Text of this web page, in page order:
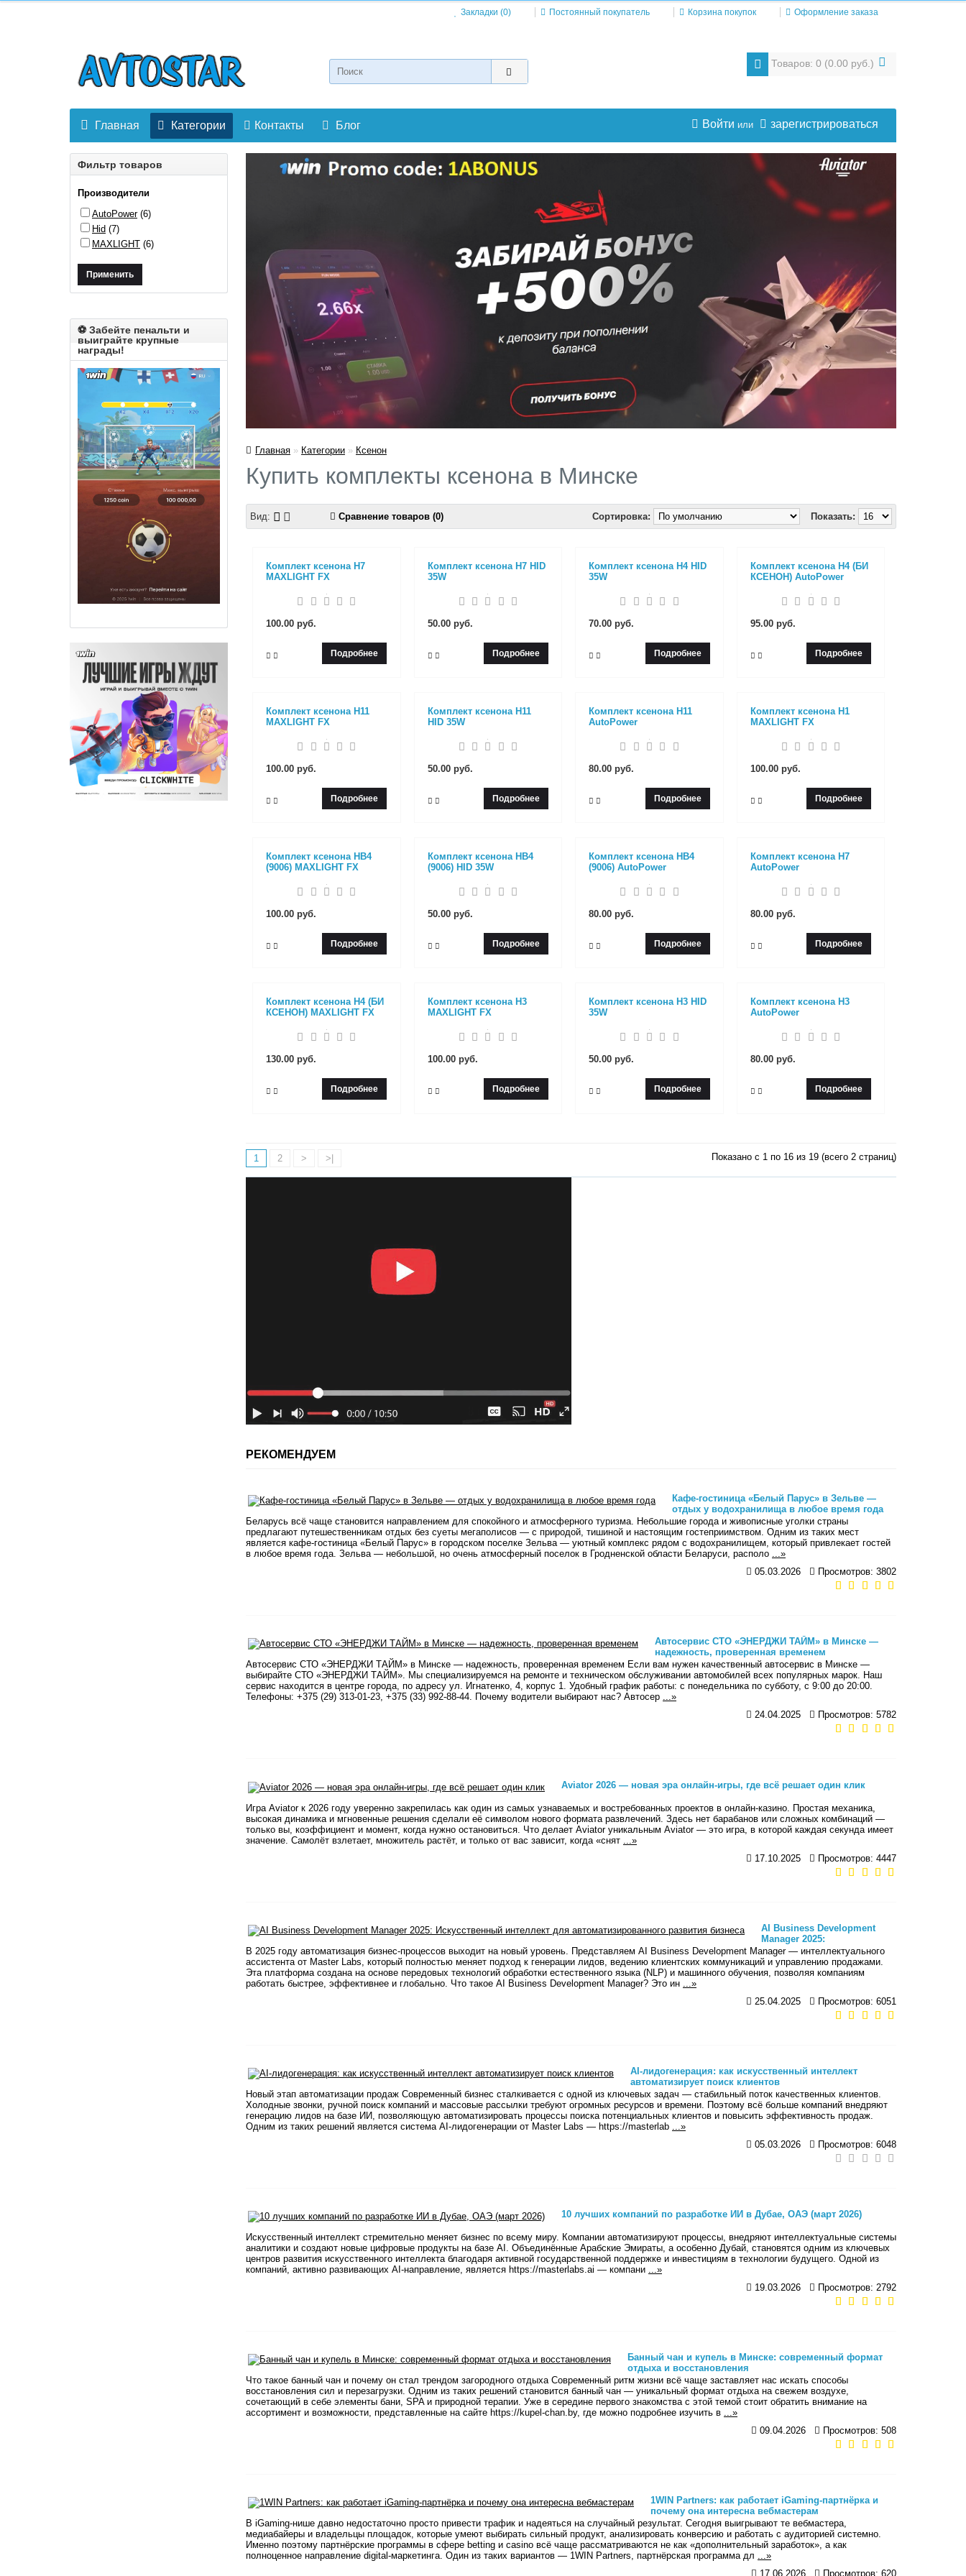
Товаров: 0 (0.00 руб.)
Войти или зарегистрироваться
Закладки (0) Постоянный покупатель Корзина покупок Оформление заказа
Главная Категории Контакты Блог
Фильтр товаров
Производители
AutoPower(6)
Hid (7)
MAXLIGHT (6)
Применить
⚽️ Забейте пенальти и
выиграйте крупные
награды!
Главная » Категории » Ксенон
Купить комплекты ксенона в Минске
Вид: Сравнение товаров (0) Показать:
Сортировка:
Комплект ксенона H7
MAXLIGHT FX
100.00 руб.
Подробнее
Комплект ксенона H7 HID
35W
50.00 руб.
Подробнее
Комплект ксенона H4 HID
35W
70.00 руб.
Подробнее
Комплект ксенона H4 (БИ
КСЕНОН) AutoPower
95.00 руб.
Подробнее
Комплект ксенона H11
MAXLIGHT FX
100.00 руб.
Подробнее
Комплект ксенона H11
HID 35W
50.00 руб.
Подробнее
Комплект ксенона H11
AutoPower
80.00 руб.
Подробнее
Комплект ксенона H1
MAXLIGHT FX
100.00 руб.
Подробнее
Комплект ксенона HB4
(9006) MAXLIGHT FX
100.00 руб.
Подробнее
Комплект ксенона HB4
(9006) HID 35W
50.00 руб.
Подробнее
Комплект ксенона HB4
(9006) AutoPower
80.00 руб.
Подробнее
Комплект ксенона H7
AutoPower
80.00 руб.
Подробнее
Комплект ксенона H4 (БИ
КСЕНОН) MAXLIGHT FX
130.00 руб.
Подробнее
Комплект ксенона H3
MAXLIGHT FX
100.00 руб.
Подробнее
Комплект ксенона H3 HID
35W
50.00 руб.
Подробнее
Комплект ксенона H3
AutoPower
80.00 руб.
Подробнее
1 2 > >| Показано с 1 по 16 из 19 (всего 2 страниц)
РЕКОМЕНДУЕМ
Кафе-гостиница «Белый Парус» в Зельве —
отдых у водохранилища в любое время года
Беларусь всё чаще становится направлением для спокойного и атмосферного туризма. Небольшие города и живописные уголки страны
предлагают путешественникам отдых без суеты мегаполисов — с природой, тишиной и настоящим гостеприимством. Одним из таких мест
является кафе-гостиница «Белый Парус» в городском поселке Зельва — уютный комплекс рядом с водохранилищем, который привлекает гостей
в любое время года. Зельва — небольшой, но очень атмосферный поселок в Гродненской области Беларуси, располо ...»
05.03.2026
Просмотров: 3802
Автосервис СТО «ЭНЕРДЖИ ТАЙМ» в Минске —
надежность, проверенная временем
Автосервис СТО «ЭНЕРДЖИ ТАЙМ» в Минске — надежность, проверенная временем Если вам нужен качественный автосервис в Минске —
выбирайте СТО «ЭНЕРДЖИ ТАЙМ». Мы специализируемся на ремонте и техническом обслуживании автомобилей всех популярных марок. Наш
сервис находится в центре города, по адресу ул. Игнатенко, 4, корпус 1. Удобный график работы: с понедельника по субботу, с 9:00 до 20:00.
Телефоны: +375 (29) 313-01-23, +375 (33) 992-88-44. Почему водители выбирают нас? Автосер ...»
24.04.2025
Просмотров: 5782
Aviator 2026 — новая эра онлайн-игры, где всё решает один клик
​ Игра Aviator к 2026 году уверенно закрепилась как один из самых узнаваемых и востребованных проектов в онлайн-казино. Простая механика,
высокая динамика и мгновенные решения сделали её символом нового формата развлечений. Здесь нет барабанов или сложных комбинаций —
только вы, коэффициент и момент, когда нужно остановиться. Что делает Aviator уникальным Aviator — это игра, в которой каждая секунда имеет
значение. Самолёт взлетает, множитель растёт, и только от вас зависит, когда «снят
...»
17.10.2025
Просмотров: 4447
AI Business Development
Manager 2025:
Искусственный интеллект
для автоматизированного
развития бизнеса
В 2025 году автоматизация бизнес-процессов выходит на новый уровень. Представляем AI Business Development Manager — интеллектуального
ассистента от Master Labs, который полностью меняет подход к генерации лидов, ведению клиентских коммуникаций и управлению продажами.
Эта платформа создана на основе передовых технологий обработки естественного языка (NLP) и машинного обучения, позволяя компаниям
работать быстрее, эффективнее и глобально. Что такое AI Business Development Manager? Это ин
...»
25.04.2025
Просмотров: 6051
AI-лидогенерация: как искусственный интеллект
автоматизирует поиск клиентов
Новый этап автоматизации продаж Современный бизнес сталкивается с одной из ключевых задач — стабильный поток качественных клиентов.
Холодные звонки, ручной поиск компаний и массовые рассылки требуют огромных ресурсов и времени. Поэтому всё больше компаний внедряют
генерацию лидов на базе ИИ, позволяющую автоматизировать процессы поиска потенциальных клиентов и повысить эффективность продаж.
Одним из таких решений является система AI-лидогенерации от Master Labs — https://masterlab
...»
05.03.2026
Просмотров: 6048
10 лучших компаний по разработке ИИ в Дубае, ОАЭ (март 2026)
Искусственный интеллект стремительно меняет бизнес по всему миру. Компании автоматизируют процессы, внедряют интеллектуальные системы
аналитики и создают новые цифровые продукты на базе AI. Объединённые Арабские Эмираты, а особенно Дубай, становятся одним из ключевых
центров развития искусственного интеллекта благодаря активной государственной поддержке и инвестициям в технологии будущего. Одной из
компаний, активно развивающих AI-направление, является https://masterlabs.ai — компани ...»
19.03.2026
Просмотров: 2792
Банный чан и купель в Минске: современный формат
отдыха и восстановления
Что такое банный чан и почему он стал трендом загородного отдыха Современный ритм жизни всё чаще заставляет нас искать способы
восстановления сил и перезагрузки. Одним из таких решений становится банный чан — уникальный формат отдыха на свежем воздухе,
сочетающий в себе элементы бани, SPA и природной терапии. Уже в середине первого знакомства с этой темой стоит обратить внимание на
ассортимент и возможности, представленные на сайте https://kupel-chan.by, где можно подробнее изучить в ...»
09.04.2026
Просмотров: 508
1WIN Partners: как работает iGaming-партнёрка и
почему она интересна вебмастерам
В iGaming-нише давно недостаточно просто привести трафик и надеяться на случайный результат. Сегодня выигрывают те вебмастера,
медиабайеры и владельцы площадок, которые умеют выбирать сильный продукт, анализировать конверсию и работать с аудиторией системно.
Именно поэтому партнёрские программы в сфере betting и casino всё чаще рассматриваются не как «дополнительный заработок», а как
полноценное направление digital-маркетинга. Один из таких вариантов — 1WIN Partners, партнёрская программа дл ...»
17.06.2026
Просмотров: 620